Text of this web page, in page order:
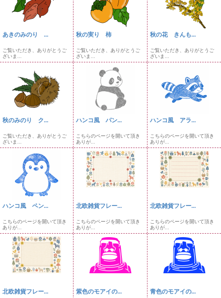
あきのみのり ...
ご覧いただき、ありがとうご
ざいま...
秋の実り 柿
ご覧いただき、ありがとうご
ざいま...
秋の花 きんも...
ご覧いただき、ありがとうご
ざいま...
秋のみのり ク...
ご覧いただき、ありがとうご
ざいま...
ハンコ風 パン...
こちらのページを開いて頂き
ありが...
ハンコ風 アラ...
こちらのページを開いて頂き
ありが...
ハンコ風 ペン...
こちらのページを開いて頂き
ありが...
北欧雑貨フレー...
こちらのページを開いて頂き
ありが...
北欧雑貨フレー...
こちらのページを開いて頂き
ありが...
北欧雑貨フレー... 紫色のモアイの... 青色のモアイの...